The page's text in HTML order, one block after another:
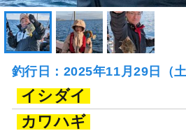
釣行日：2025年11月29日（
イシダイ
カワハギ